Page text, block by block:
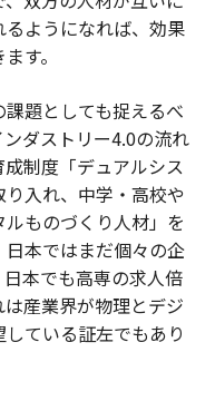
ようになれば、効果
す。
題としても捉えるべ
ダストリー4.0の流れ
制度「デュアルシス
入れ、中学・高校や
ものづくり人材」を
本ではまだ個々の企
本でも高専の求人倍
産業界が物理とデジ
ている証左でもあり